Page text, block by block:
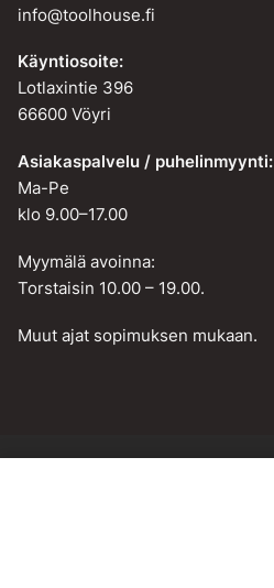
info@toolhouse.fi
Käyntiosoite:
Lotlaxintie 396
66600 Vöyri
Asiakaspalvelu / puhelinmyynti:
Ma-Pe
klo 9.00–17.00
Myymälä avoinna:
Torstaisin 10.00 – 19.00.
Muut ajat sopimuksen mukaan.